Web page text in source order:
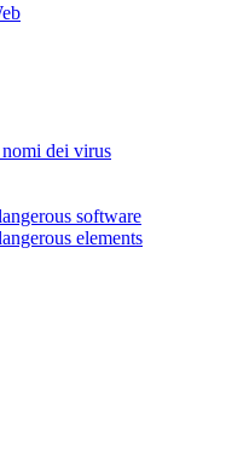
dei virus
software
elements